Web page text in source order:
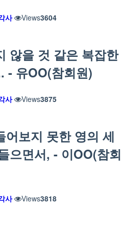
사 Views3604
않을 것 같은 복잡한
- 유OO(참회원)
사 Views3875
어보지 못한 영의 세
으면서, - 이OO(참회
사 Views3818